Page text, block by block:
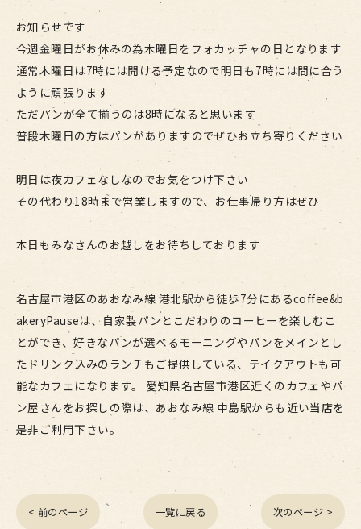
お知らせです
今週金曜日がお休みの為木曜日をフォカッチャの日となります
通常木曜日は7時には開ける予定なので明日も7時には間に合う
ように頑張ります
ただパンが全て揃うのは8時になると思います
普段木曜日の方はパンがありますのでぜひお立ち寄りください
明日は夜カフェなしなのでお気をつけ下さい
その代わり18時まで営業しますので、お仕事帰り方はぜひ
本日もみなさんのお越しをお待ちしております
名古屋市港区のあおなみ線 港北駅から徒歩7分にあるcoffee&b
akeryPauseは、自家製パンとこだわりのコーヒーを楽しむこ
とができ、好きなパンが選べるモーニングやパンをメインとし
たドリンク込みのランチもご提供している、テイクアウトも可
能なカフェになります。 愛知県名古屋市港区近くのカフェやパ
ン屋さんをお探しの際は、あおなみ線 中島駅からも近い当店を
是非ご利用下さい。
< 前のページ 一覧に戻る 次のページ >